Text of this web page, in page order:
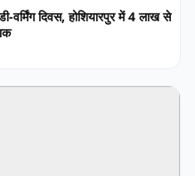
दिवस, होशियारपुर में 4 लाख से